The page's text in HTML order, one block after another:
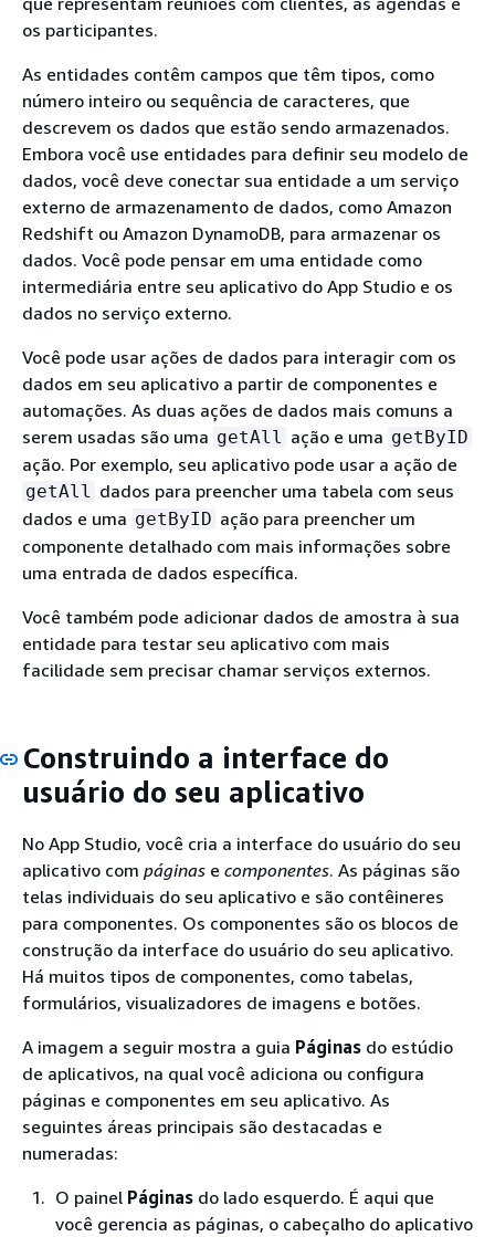
os participantes.
As entidades contêm campos que têm tipos, como
número inteiro ou sequência de caracteres, que
descrevem os dados que estão sendo armazenados.
Embora você use entidades para definir seu modelo de
dados, você deve conectar sua entidade a um serviço
externo de armazenamento de dados, como Amazon
Redshift ou Amazon DynamoDB, para armazenar os
dados. Você pode pensar em uma entidade como
intermediária entre seu aplicativo do App Studio e os
dados no serviço externo.
Você pode usar ações de dados para interagir com os
dados em seu aplicativo a partir de componentes e
automações. As duas ações de dados mais comuns a
serem usadas são uma getAll ação e uma getByID
ação. Por exemplo, seu aplicativo pode usar a ação de
getAll dados para preencher uma tabela com seus
dados e uma getByID ação para preencher um
componente detalhado com mais informações sobre
uma entrada de dados específica.
Você também pode adicionar dados de amostra à sua
entidade para testar seu aplicativo com mais
facilidade sem precisar chamar serviços externos.
Construindo a interface do
usuário do seu aplicativo
No App Studio, você cria a interface do usuário do seu
aplicativo com páginas e componentes. As páginas são
telas individuais do seu aplicativo e são contêineres
para componentes. Os componentes são os blocos de
construção da interface do usuário do seu aplicativo.
Há muitos tipos de componentes, como tabelas,
formulários, visualizadores de imagens e botões.
A imagem a seguir mostra a guia Páginas do estúdio
de aplicativos, na qual você adiciona ou configura
páginas e componentes em seu aplicativo. As
seguintes áreas principais são destacadas e
numeradas:
O painel Páginas do lado esquerdo. É aqui que
você gerencia as páginas, o cabeçalho do aplicativo